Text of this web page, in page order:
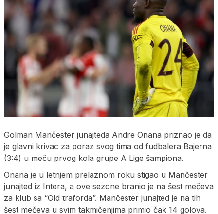
Golman Mančester junajteda Andre Onana priznao je da
je glavni krivac za poraz svog tima od fudbalera Bajerna
(3:4) u meču prvog kola grupe A Lige šampiona.
Onana je u letnjem prelaznom roku stigao u Mančester
junajted iz Intera, a ove sezone branio je na šest mečeva
za klub sa “Old traforda”. Mančester junajted je na tih
šest mečeva u svim takmičenjima primio čak 14 golova.